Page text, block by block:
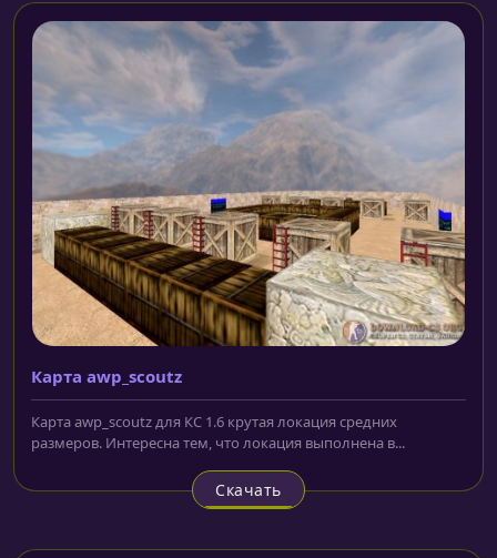
Карта awp_scoutz
Карта awp_scoutz для КС 1.6 крутая локация средних
размеров. Интересна тем, что локация выполнена в...
Скачать